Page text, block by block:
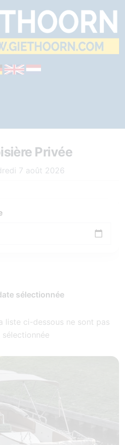
Privée
7 août 2026
sélectionnée
liste ci-dessous ne sont pas